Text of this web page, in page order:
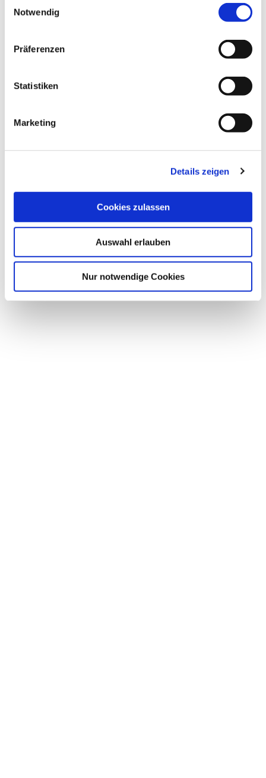
Notwendig
Präferenzen
Statistiken
Marketing
Details zeigen
Cookies zulassen
Auswahl erlauben
Nur notwendige Cookies